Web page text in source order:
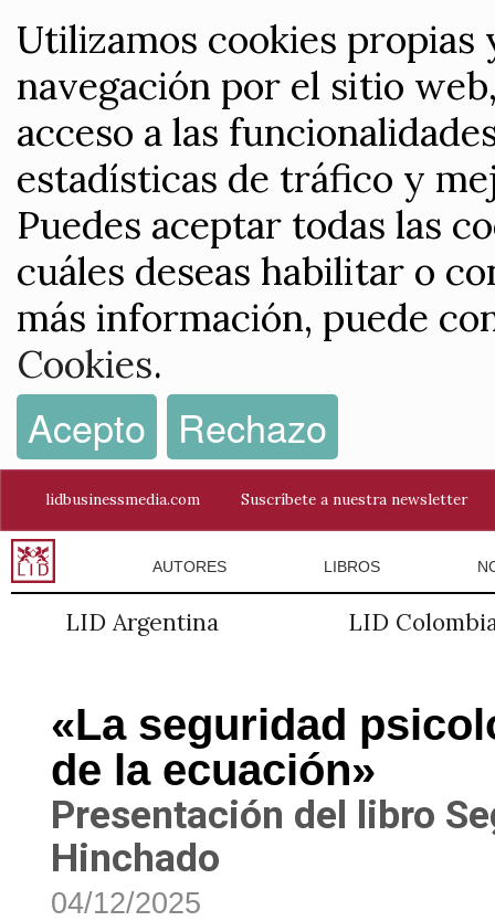
Utilizamos cookies
navegación por el sitio
acceso a las
estadísticas de tráfico y
Puedes aceptar todas las
cuáles deseas habilitar o
más información, puede
Cookies.
Acepto Rechazo
lidbusinessmedia.com Suscríbete a nuestra newsletter
AUTORES LIBROS
LID Argentina LID
«La seguridad
de la ecuación»
Presentación del libro
Hinchado
04/12/2025